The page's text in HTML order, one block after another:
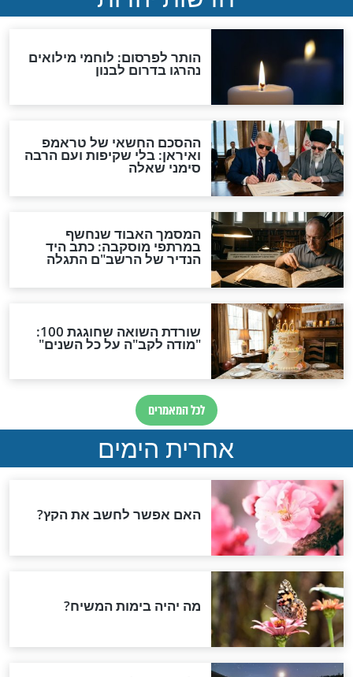
כך תתקנו
מתקלף
להתבונן
וידאו
נצלו את הרגע הזה לצמיחה
מזון, אך גם
המזון הרוחני
ממה אתם נהנים יותר: לתת
חדשות יהדות